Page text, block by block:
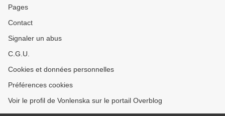
Pages
Contact
Signaler un abus
C.G.U.
Cookies et données personnelles
Préférences cookies
Voir le profil de Vonlenska sur le portail Overblog